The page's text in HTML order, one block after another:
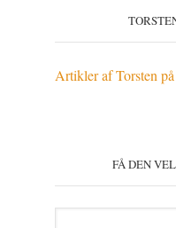
Artikler af Torsten
FÅ DEN